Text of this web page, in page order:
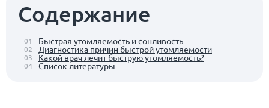
Содержание
01 Быстрая утомляемость и сонливость
02 Диагностика причин быстрой утомляемости
03 Какой врач лечит быструю утомляемость?
04 Список литературы